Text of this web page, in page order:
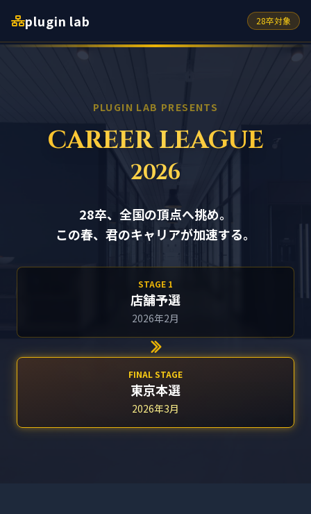
plugin lab 28卒対象
PLUGIN LAB PRESENTS
CAREER LEAGUE
2026
28卒、全国の頂点へ挑め。
この春、君のキャリアが加速する。
STAGE 1
店舗予選
2026年2月
FINAL STAGE
東京本選
2026年3月